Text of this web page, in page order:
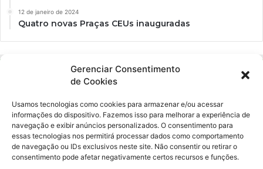
Gerenciar Consentimento
de Cookies
Usamos tecnologias como cookies para armazenar e/ou acessar
informações do dispositivo. Fazemos isso para melhorar a experiência de
navegação e exibir anúncios personalizados. O consentimento para
essas tecnologias nos permitirá processar dados como comportamento
de navegação ou IDs exclusivos neste site. Não consentir ou retirar o
consentimento pode afetar negativamente certos recursos e funções.
12 de janeiro de 2024
Quatro novas Praças CEUs inauguradas
Ockara é uma plataforma multicultural e criativa. Nossa proposta é
oferecer o máximo de ferramentas para realizadores e
gerenciadores de espaços criativos e culturais.